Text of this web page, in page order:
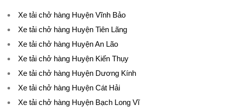
Xe tải chở hàng Huyện Vĩnh Bảo
Xe tải chở hàng Huyện Tiên Lãng
Xe tải chở hàng Huyện An Lão
Xe tải chở hàng Huyện Kiến Thụy
Xe tải chở hàng Huyện Dương Kính
Xe tải chở hàng Huyện Cát Hải
Xe tải chở hàng Huyện Bạch Long Vĩ